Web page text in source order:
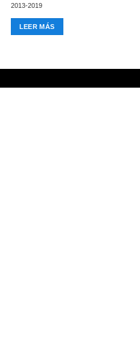
2013-2019
LEER MÁS